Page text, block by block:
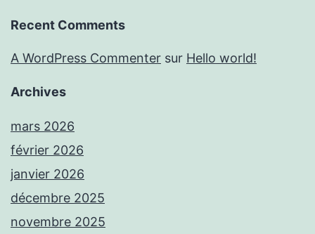
Recent Comments
A WordPress Commenter sur Hello world!
Archives
mars 2026
février 2026
janvier 2026
décembre 2025
novembre 2025